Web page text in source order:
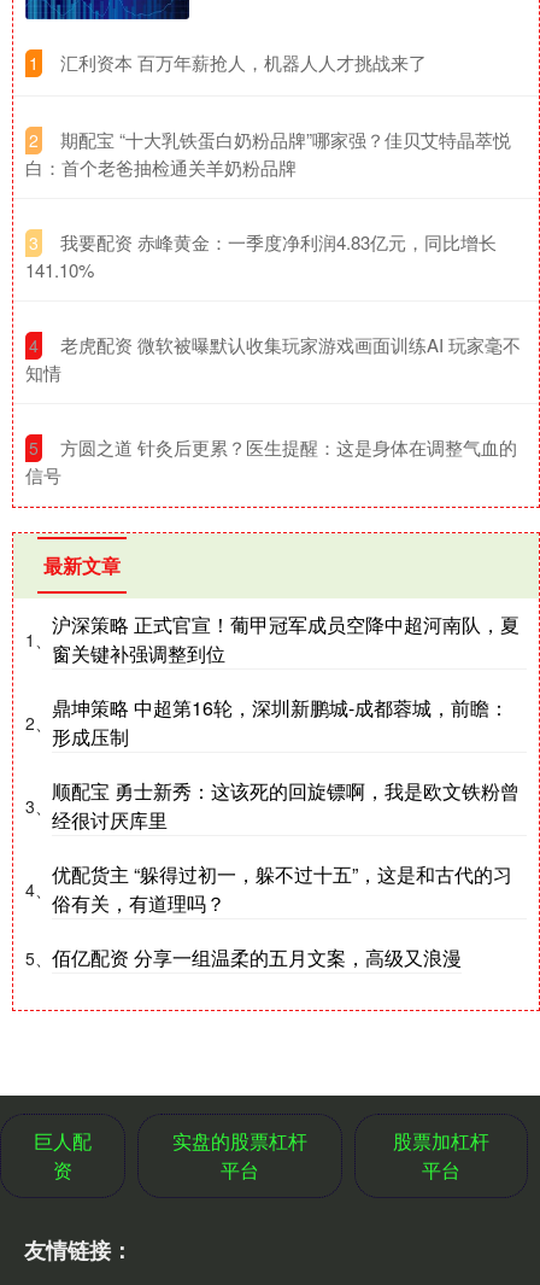
1 ​汇利资本 百万年薪抢人，机器人人才挑战来了
2
​期配宝 “十大乳铁蛋白奶粉品牌”哪家强？佳贝艾特晶萃悦
白：首个老爸抽检通关羊奶粉品牌
3
​我要配资 赤峰黄金：一季度净利润4.83亿元，同比增长
141.10%
4
​老虎配资 微软被曝默认收集玩家游戏画面训练AI 玩家毫不
知情
5
​方圆之道 针灸后更累？医生提醒：这是身体在调整气血的
信号
最新文章
1、
沪深策略 正式官宣！葡甲冠军成员空降中超河南队，夏
窗关键补强调整到位
2、
鼎坤策略 中超第16轮，深圳新鹏城-成都蓉城，前瞻：
形成压制
3、
顺配宝 勇士新秀：这该死的回旋镖啊，我是欧文铁粉曾
经很讨厌库里
4、
优配货主 “躲得过初一，躲不过十五”，这是和古代的习
俗有关，有道理吗？
5、 佰亿配资 分享一组温柔的五月文案，高级又浪漫
巨人配
资
实盘的股票杠杆
平台
股票加杠杆
平台
友情链接：